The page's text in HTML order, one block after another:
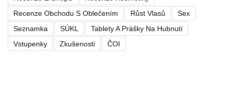
Recenze Obchodu S Oblečením
Růst Vlasů
Sex
Seznamka
SÚKL
Tablety A Prášky Na Hubnutí
Vstupenky
Zkušenosti ČOI